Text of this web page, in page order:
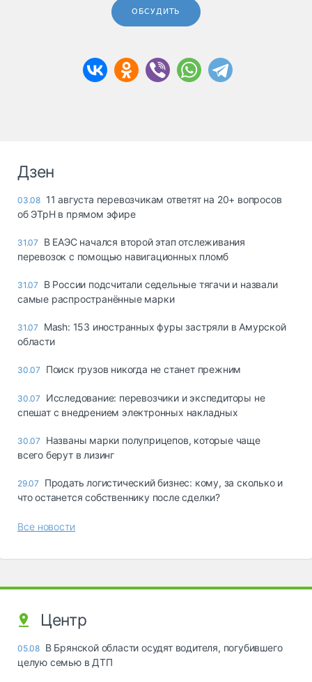
ОБСУДИТЬ
Дзен
03.08 11 августа перевозчикам ответят на 20+ вопросов
об ЭТрН в прямом эфире
31.07
В ЕАЭС начался второй этап отслеживания
перевозок с помощью навигационных пломб
31.07
В России подсчитали седельные тягачи и назвали
самые распространённые марки
31.07
Mash: 153 иностранных фуры застряли в Амурской
области
30.07 Поиск грузов никогда не станет прежним
30.07
Исследование: перевозчики и экспедиторы не
спешат с внедрением электронных накладных
30.07
Названы марки полуприцепов, которые чаще
всего берут в лизинг
29.07
Продать логистический бизнес: кому, за сколько и
что останется собственнику после сделки?
Все новости
Центр
05.08 В Брянской области осудят водителя, погубившего
целую семью в ДТП